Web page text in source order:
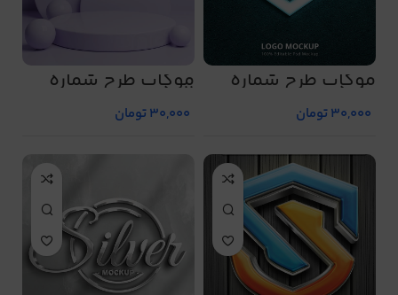
موکاپ طرح شماره
5010
30,000تومان
موکاپ طرح شماره
5011
30,000تومان